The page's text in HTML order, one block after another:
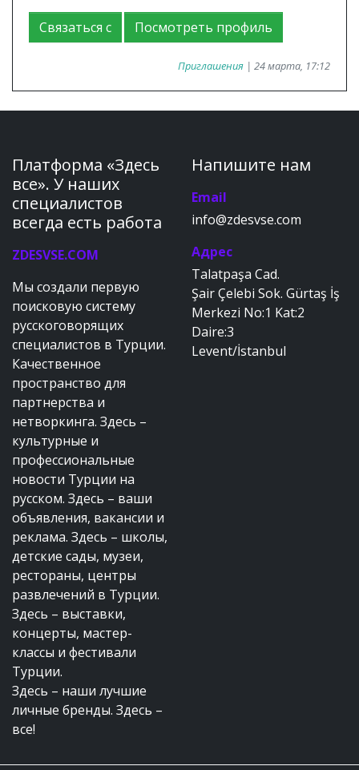
Связаться с Посмотреть профиль
Приглашения | 24 марта, 17:12
Платформа «Здесь
все». У наших
специалистов
всегда есть работа
ZDESVSE.COM
Мы создали первую
поисковую систему
русскоговорящих
специалистов в Турции.
Качественное
пространство для
партнерства и
нетворкинга. Здесь –
культурные и
профессиональные
новости Турции на
русском. Здесь – ваши
объявления, вакансии и
реклама. Здесь – школы,
детские сады, музеи,
рестораны, центры
развлечений в Турции.
Здесь – выставки,
концерты, мастер-
классы и фестивали
Турции.
Здесь – наши лучшие
личные бренды. Здесь –
все!
Напишите нам
Email
info@zdesvse.com
Адрес
Talatpaşa Cad.
Şair Çelebi Sok. Gürtaş İş
Merkezi No:1 Kat:2
Daire:3
Levent/İstanbul